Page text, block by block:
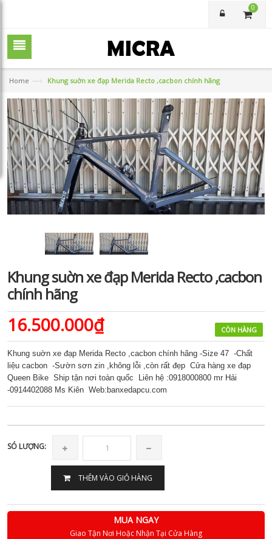
0
Home —› Khung suờn xe đạp Merida Recto ,cacbon chính hãng
Khung suờn xe đạp Merida Recto ,cacbon
chính hãng
CÒN HÀNG
16.500.000₫
Khung suờn xe đạp Merida Recto ,cacbon chính hãng -Size 47 -Chất
liệu cacbon -Sườn sơn zin ,không lỗi ,còn rất đẹp Cửa hàng xe đạp
Queen Bike Ship tận nơi toàn quốc Liên hệ :0918000800 mr Hải
-0914402088 Ms Kiên Web:banxedapcu.com
SÓ LƯỢNG:
THÊM VÀO GIỎ HÀNG
MUA NGAY
Giao Tận Nơi Hoặc Nhận Tại Cửa Hàng